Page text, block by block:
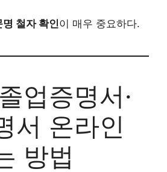
명 철자 확인이 매우 중요하다.
업증명서·
서 온라인
방법